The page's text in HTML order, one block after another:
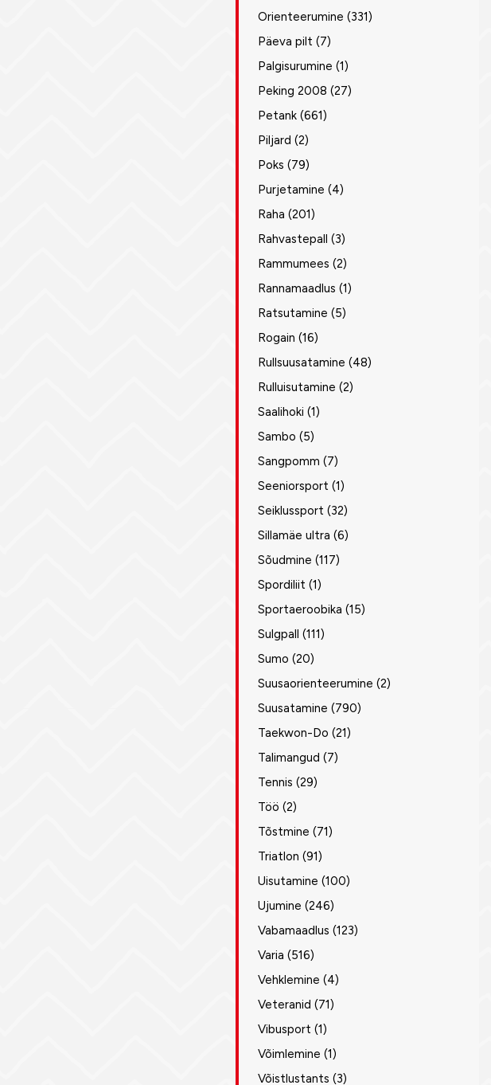
Orienteerumine (331)
Päeva pilt (7)
Palgisurumine (1)
Peking 2008 (27)
Petank (661)
Piljard (2)
Poks (79)
Purjetamine (4)
Raha (201)
Rahvastepall (3)
Rammumees (2)
Rannamaadlus (1)
Ratsutamine (5)
Rogain (16)
Rullsuusatamine (48)
Rulluisutamine (2)
Saalihoki (1)
Sambo (5)
Sangpomm (7)
Seeniorsport (1)
Seiklussport (32)
Sillamäe ultra (6)
Sõudmine (117)
Spordiliit (1)
Sportaeroobika (15)
Sulgpall (111)
Sumo (20)
Suusaorienteerumine (2)
Suusatamine (790)
Taekwon-Do (21)
Talimangud (7)
Tennis (29)
Töö (2)
Tõstmine (71)
Triatlon (91)
Uisutamine (100)
Ujumine (246)
Vabamaadlus (123)
Varia (516)
Vehklemine (4)
Veteranid (71)
Vibusport (1)
Võimlemine (1)
Võistlustants (3)